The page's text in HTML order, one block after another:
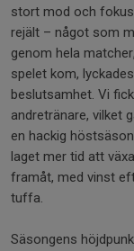
stort mod och
rejält – något som
genom hela
spelet kom,
beslutsamhet. Vi
andretränare, vilket
en hackig
laget mer tid att
framåt, med vinst
tuffa.
Säsongens